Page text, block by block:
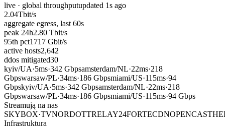
live · global throughputupdated 1s ago
2.04Tbit/s
aggregate egress, last 60s
peak 24h2.80 Tbit/s
95th pct1717 Gbit/s
active hosts2,642
ddos mitigated30
kyiv/UA·5ms·342 Gbpsamsterdam/NL·22ms·218
Gbpswarsaw/PL·34ms·186 Gbpsmiami/US·115ms·94
Gbpskyiv/UA·5ms·342 Gbpsamsterdam/NL·22ms·218
Gbpswarsaw/PL·34ms·186 Gbpsmiami/US·115ms·94 Gbps
Streamują na nas
SKYBOX·TVNORDOTTRELAY24FORTECDNOPENCAST
Infrastruktura